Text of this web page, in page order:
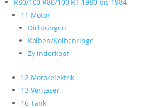
R80/100 R80/100 RT 1980 bis 1984
11 Motor
Dichtungen
Kolben/Kolbenringe
Zylinderkopf
12 Motorelektrik
13 Vergaser
16 Tank